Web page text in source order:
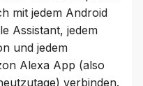
mit jedem Android
Assistant, jedem
und jedem
Alexa App (also
verbinden.